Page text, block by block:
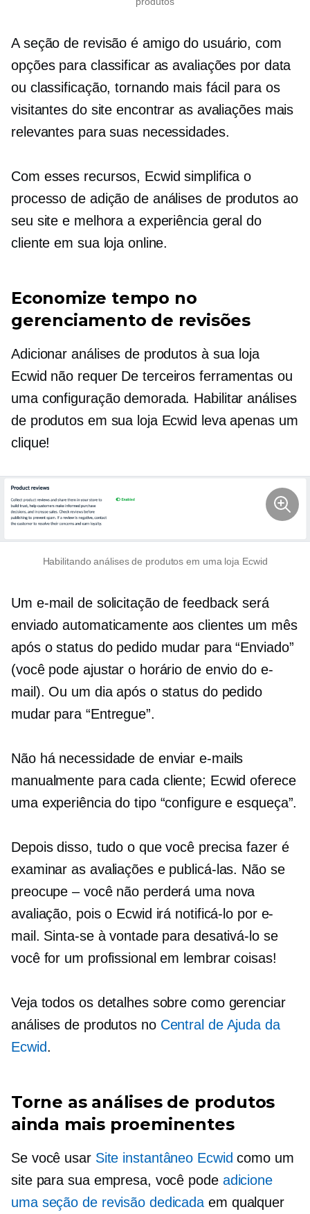
A seção de revisão é amigo do usuário, com
opções para classificar as avaliações por data
ou classificação, tornando mais fácil para os
visitantes do site encontrar as avaliações mais
relevantes para suas necessidades.
Com esses recursos, Ecwid simplifica o
processo de adição de análises de produtos ao
seu site e melhora a experiência geral do
cliente em sua loja online.
Economize tempo no
gerenciamento de revisões
Adicionar análises de produtos à sua loja
Ecwid não requer De terceiros ferramentas ou
uma configuração demorada. Habilitar análises
de produtos em sua loja Ecwid leva apenas um
clique!
Habilitando análises de produtos em uma loja Ecwid
Um e-mail de solicitação de feedback será
enviado automaticamente aos clientes um mês
após o status do pedido mudar para “Enviado”
(você pode ajustar o horário de envio do e-
mail). Ou um dia após o status do pedido
mudar para “Entregue”.
Não há necessidade de enviar e-mails
manualmente para cada cliente; Ecwid oferece
uma experiência do tipo “configure e esqueça”.
Depois disso, tudo o que você precisa fazer é
examinar as avaliações e publicá-las. Não se
preocupe – você não perderá uma nova
avaliação, pois o Ecwid irá notificá-lo por e-
mail. Sinta-se à vontade para desativá-lo se
você for um profissional em lembrar coisas!
Veja todos os detalhes sobre como gerenciar
análises de produtos no Central de Ajuda da
Ecwid.
Torne as análises de produtos
ainda mais proeminentes
Se você usar Site instantâneo Ecwid como um
site para sua empresa, você pode adicione
uma seção de revisão dedicada em qualquer